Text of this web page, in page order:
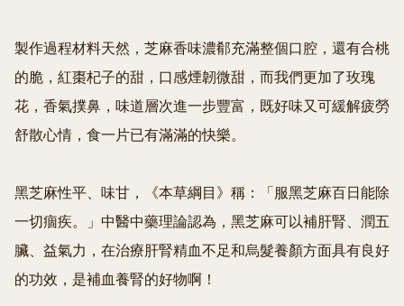
製作過程材料天然，芝麻香味濃郩充滿整個口腔，還有合桃
的脆，紅棗杞子的甜，口感煙韌微甜，而我們更加了玫瑰
花，香氣撲鼻，味道層次進一步豐富，既好味又可緩解疲勞
舒散心情，食一片已有滿滿的快樂。
黑芝麻性平、味甘，《本草綱目》稱：「服黑芝麻百日能除
一切痼疾。」中醫中藥理論認為，黑芝麻可以補肝腎、潤五
臟、益氣力，在治療肝腎精血不足和烏髮養顏方面具有良好
的功效，是補血養腎的好物啊！